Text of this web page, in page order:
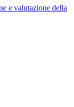
e valutazione della